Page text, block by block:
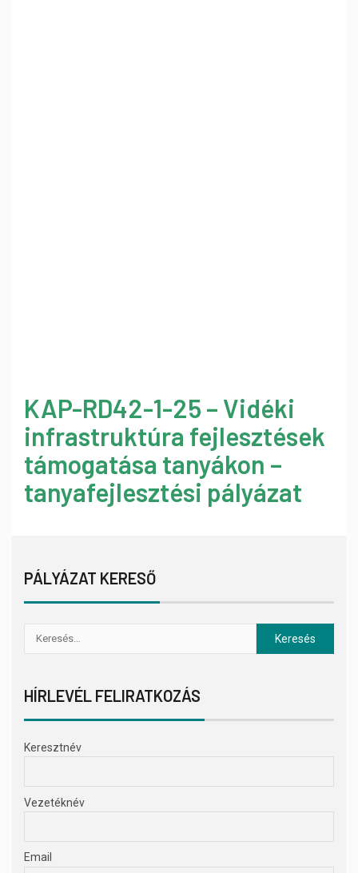
KAP-RD42-1-25 – Vidéki
infrastruktúra fejlesztések
támogatása tanyákon –
tanyafejlesztési pályázat
PÁLYÁZAT KERESŐ
HÍRLEVÉL FELIRATKOZÁS
Keresztnév
Vezetéknév
Email